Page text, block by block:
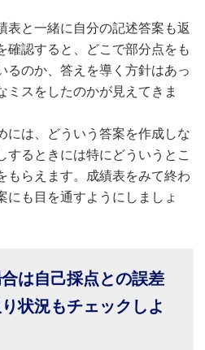
表と一緒に自分の記述答案も返
確認すると、どこで部分点をも
るのか、答えを導く方針はあっ
ミスをしたのかが見えてきま
には、どういう答案を作成しな
するときには特にどういうとこ
もらえます。成績表をみて終わ
にも目を通すようにしましょ
は自己採点との誤差
状況もチェックしよ